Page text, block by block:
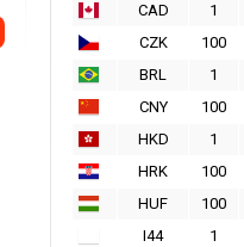
CAD
1
CZK
100
BRL
1
CNY
100
HKD
1
HRK
100
HUF
100
I44
1